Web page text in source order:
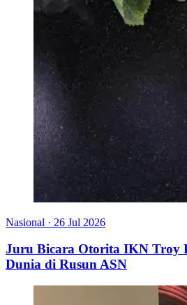
Nasional · 26 Jul 2026
Juru Bicara Otorita IKN Troy
Dunia di Rusun ASN